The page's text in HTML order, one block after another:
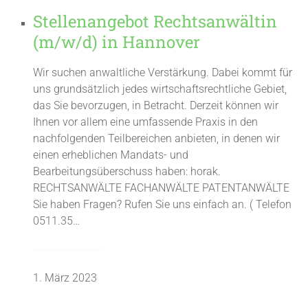
Stellenangebot Rechtsanwältin
(m/w/d) in Hannover
Wir suchen anwaltliche Verstärkung. Dabei kommt für
uns grundsätzlich jedes wirtschaftsrechtliche Gebiet,
das Sie bevorzugen, in Betracht. Derzeit können wir
Ihnen vor allem eine umfassende Praxis in den
nachfolgenden Teilbereichen anbieten, in denen wir
einen erheblichen Mandats- und
Bearbeitungsüberschuss haben: horak.
RECHTSANWÄLTE FACHANWÄLTE PATENTANWÄLTE
Sie haben Fragen? Rufen Sie uns einfach an. ( Telefon
0511.35…
1. März 2023